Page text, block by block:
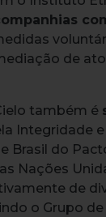
de
também é
Integridade
Brasil do
Nações
de
o Grupo